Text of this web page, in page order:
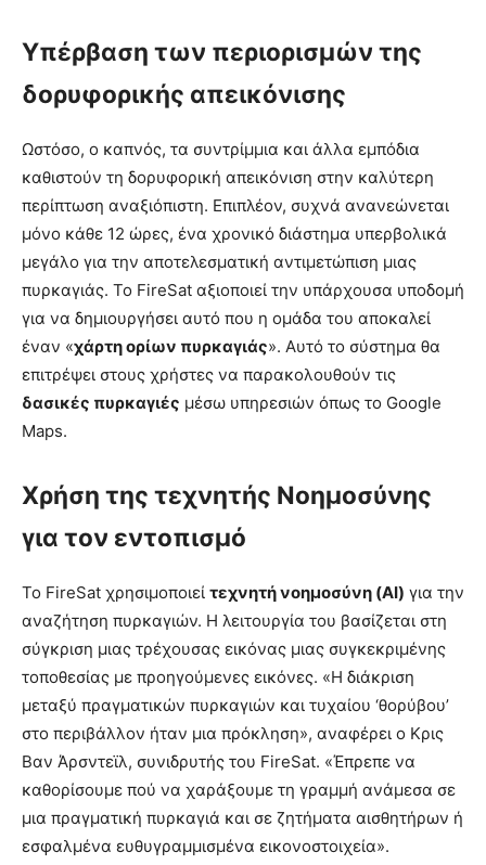
Υπέρβαση των περιορισμών της
δορυφορικής απεικόνισης
Ωστόσο, ο καπνός, τα συντρίμμια και άλλα εμπόδια
καθιστούν τη δορυφορική απεικόνιση στην καλύτερη
περίπτωση αναξιόπιστη. Επιπλέον, συχνά ανανεώνεται
μόνο κάθε 12 ώρες, ένα χρονικό διάστημα υπερβολικά
μεγάλο για την αποτελεσματική αντιμετώπιση μιας
πυρκαγιάς. Το FireSat αξιοποιεί την υπάρχουσα υποδομή
για να δημιουργήσει αυτό που η ομάδα του αποκαλεί
έναν «χάρτη ορίων πυρκαγιάς». Αυτό το σύστημα θα
επιτρέψει στους χρήστες να παρακολουθούν τις
δασικές πυρκαγιές μέσω υπηρεσιών όπως το Google
Maps.
Χρήση της τεχνητής Νοημοσύνης
για τον εντοπισμό
Το FireSat χρησιμοποιεί τεχνητή νοημοσύνη (AI) για την
αναζήτηση πυρκαγιών. Η λειτουργία του βασίζεται στη
σύγκριση μιας τρέχουσας εικόνας μιας συγκεκριμένης
τοποθεσίας με προηγούμενες εικόνες. «Η διάκριση
μεταξύ πραγματικών πυρκαγιών και τυχαίου ‘θορύβου’
στο περιβάλλον ήταν μια πρόκληση», αναφέρει ο Κρις
Βαν Άρσντεϊλ, συνιδρυτής του FireSat. «Έπρεπε να
καθορίσουμε πού να χαράξουμε τη γραμμή ανάμεσα σε
μια πραγματική πυρκαγιά και σε ζητήματα αισθητήρων ή
εσφαλμένα ευθυγραμμισμένα εικονοστοιχεία».